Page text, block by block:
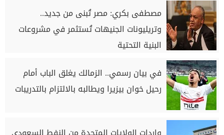
مصطفى بكري: مصر تُبنى من جديد..
وتريليونات الجنيهات تُستثمر في مشروعات
البنية التحتية
في بيان رسمي.. الزمالك يغلق الباب أمام
رحيل خوان بيزيرا ويطالبه بالالتزام بالتدريبات